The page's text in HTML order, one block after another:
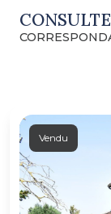
Vendu